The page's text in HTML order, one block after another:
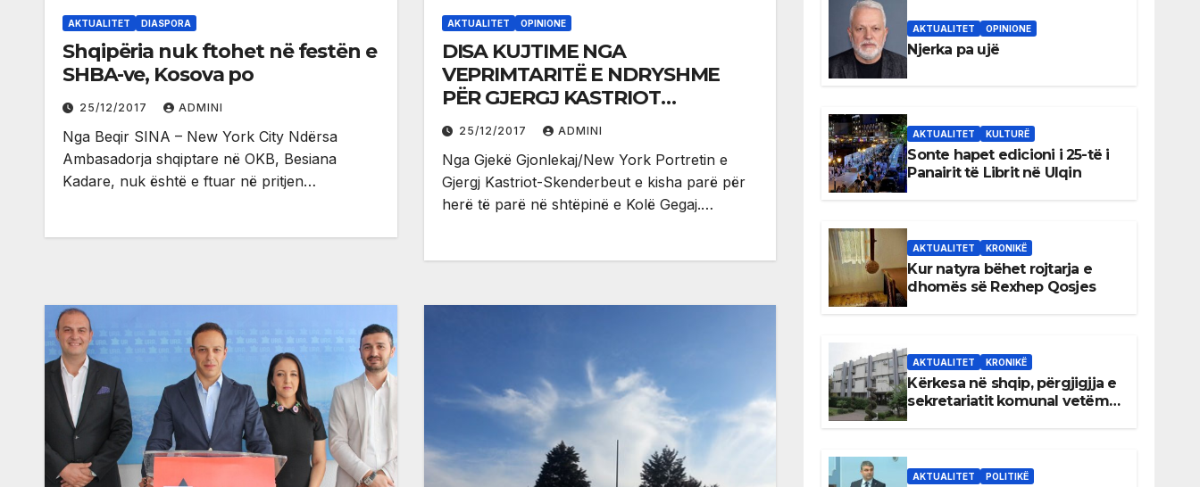
AKTUALITET DIASPORA
Shqipëria nuk ftohet në festën e
SHBA-ve, Kosova po
25/12/2017 ADMINI
Nga Beqir SINA – New York City Ndërsa
Ambasadorja shqiptare në OKB, Besiana
Kadare, nuk është e ftuar në pritjen…
AKTUALITET OPINIONE
DISA KUJTIME NGA
VEPRIMTARITË E NDRYSHME
PËR GJERGJ KASTRIOT
SKËNDERBEUN
25/12/2017 ADMINI
Nga Gjekë Gjonlekaj/New York Portretin e
Gjergj Kastriot-Skenderbeut e kisha parë për
herë të parë në shtëpinë e Kolë Gegaj.…
AKTUALITET OPINIONE
Njerka pa ujë
AKTUALITET KULTURË
Sonte hapet edicioni i 25-të i
Panairit të Librit në Ulqin
AKTUALITET KRONIKË
Kur natyra bëhet rojtarja e
dhomës së Rexhep Qosjes
AKTUALITET KRONIKË
Kërkesa në shqip, përgjigjja e
sekretariatit komunal vetëm
AKTUALITET POLITIKË